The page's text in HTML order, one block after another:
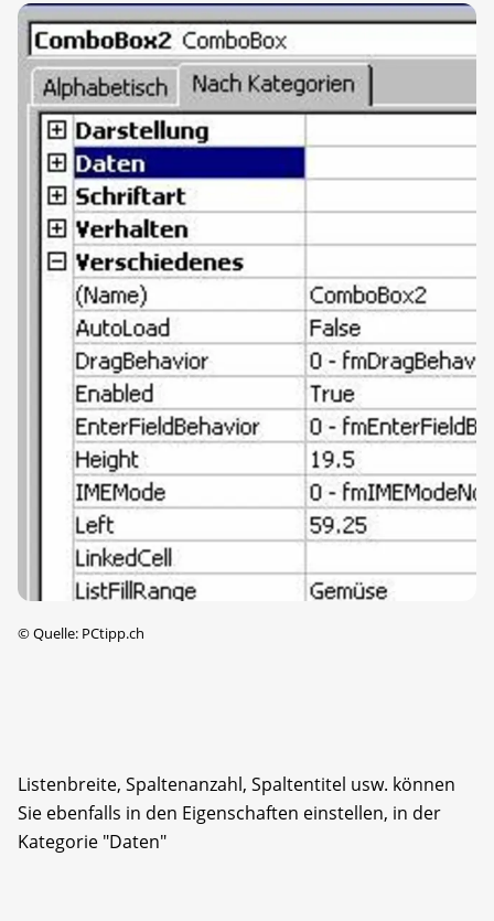
©Quelle: PCtipp.ch
Listenbreite, Spaltenanzahl, Spaltentitel usw. können
Sie ebenfalls in den Eigenschaften einstellen, in der
Kategorie "Daten"